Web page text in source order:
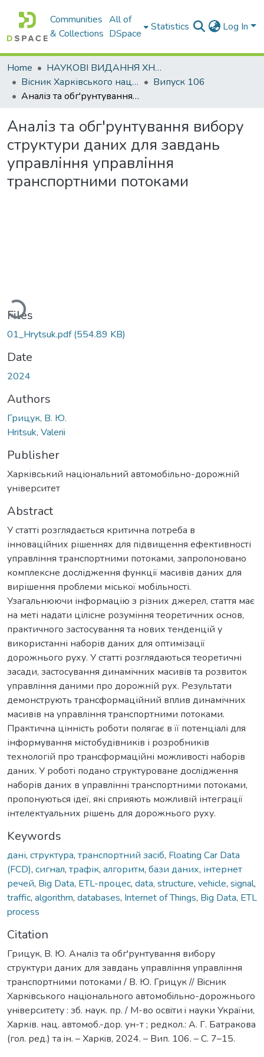
Communities
& Collections
All of
DSpace
Statistics Log In
Home
НАУКОВІ ВИДАННЯ ХНАДУ
Вісник Харківського національного автомобільно-дорожнього університету / Вестник Харьковского национального автомобильно-дорожного университета
Випуск 106
Аналіз та обг'рунтування вибору структури даних для завдань управління управління транспортними потоками
Аналіз та обг'рунтування вибору
структури даних для завдань
управління управління
транспортними потоками
Loading...
Files
01_Hrytsuk.pdf(554.89 KB)
Date
2024
Authors
Грицук, В. Ю.
Hritsuk, Valerii
Publisher
Харківський національний автомобільно-дорожній
університет
Abstract
У статті розглядається критична потреба в
інноваційних рішеннях для підвищення ефективності
управління транспортними потоками, запропоновано
комплексне дослідження функції масивів даних для
вирішення проблеми міської мобільності.
Узагальнюючи інформацію з різних джерел, стаття має
на меті надати цілісне розуміння теоретичних основ,
практичного застосування та нових тенденцій у
використанні наборів даних для оптимізації
дорожнього руху. У статті розглядаються теоретичні
засади, застосування динамічних масивів та розвиток
управління даними про дорожній рух. Результати
демонструють трансформаційний вплив динамічних
масивів на управління транспортними потоками.
Практична цінність роботи полягає в її потенціалі для
інформування містобудівників і розробників
технологій про трансформаційні можливості наборів
даних. У роботі подано структуроване дослідження
наборів даних в управлінні транспортними потоками,
пропонуються ідеї, які сприяють можливій інтеграції
інтелектуальних рішень для дорожнього руху.
Keywords
дані, структура, транспортний засіб, Floating Car Data
(FCD), сигнал, трафік, алгоритм, бази даних, інтернет
речей, Big Data, ETL-процес, data, structure, vehicle, signal,
traffic, algorithm, databases, Internet of Things, Big Data, ETL
process
Citation
Грицук, В. Ю. Аналіз та обг'рунтування вибору
структури даних для завдань управління управління
транспортними потоками / В. Ю. Грицук // Вiсник
Харкiвського нацiонального автомобiльно-дорожнього
унiверситету : зб. наук. пр. / М-во освiти i науки України,
Харків. нац. автомоб.-дор. ун-т ; редкол.: А. Г. Батракова
(гол. ред.) та iн. – Харкiв, 2024. – Вип. 106. – С. 7–15.